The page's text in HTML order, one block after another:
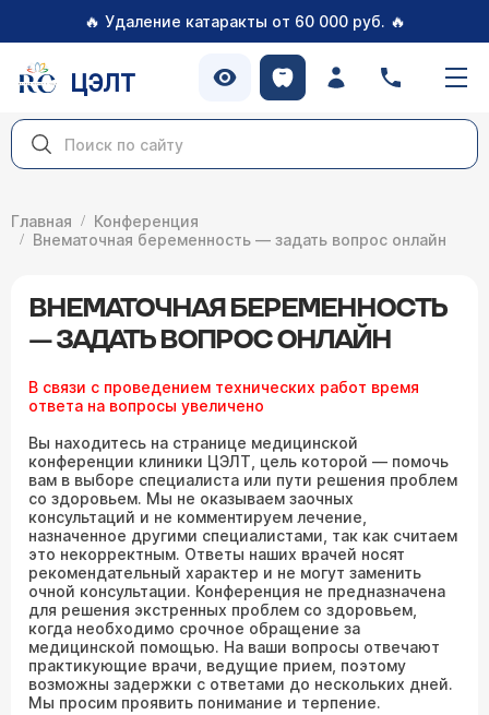
🔥 Удаление катаракты от 60 000 руб. 🔥
ЦЭЛТ
Главная
Конференция
Внематочная беременность — задать вопрос онлайн
ВНЕМАТОЧНАЯ БЕРЕМЕННОСТЬ
— ЗАДАТЬ ВОПРОС ОНЛАЙН
В связи с проведением технических работ время
ответа на вопросы увеличено
Вы находитесь на странице медицинской
конференции клиники ЦЭЛТ, цель которой — помочь
вам в выборе специалиста или пути решения проблем
со здоровьем. Мы не оказываем заочных
консультаций и не комментируем лечение,
назначенное другими специалистами, так как считаем
это некорректным. Ответы наших врачей носят
рекомендательный характер и не могут заменить
очной консультации. Конференция не предназначена
для решения экстренных проблем со здоровьем,
когда необходимо срочное обращение за
медицинской помощью. На ваши вопросы отвечают
практикующие врачи, ведущие прием, поэтому
возможны задержки с ответами до нескольких дней.
Мы просим проявить понимание и терпение.